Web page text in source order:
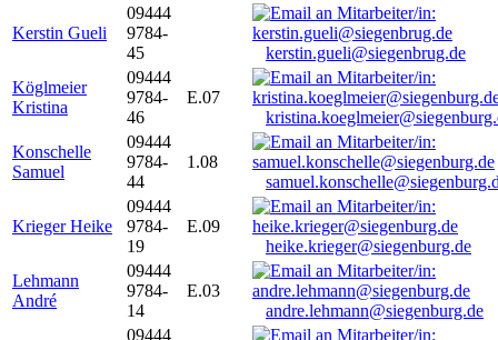
Kerstin Gueli
09444
9784-
45
kerstin.gueli@siegenbrug.de
Köglmeier
Kristina
09444
9784-
46
E.07
Konschelle
Samuel
09444
9784-
44
1.08
Krieger Heike
09444
9784-
19
E.09
heike.krieger@siegenburg.de
Lehmann
André
09444
9784-
14
E.03
andre.lehmann@siegenburg.de
09444